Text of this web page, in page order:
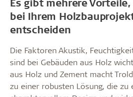
bei Ihrem
entscheiden
Die Faktoren Akustik,
sind bei Gebäuden aus Holz
aus Holz und Zement macht
zu einer robusten Lösung, die zu